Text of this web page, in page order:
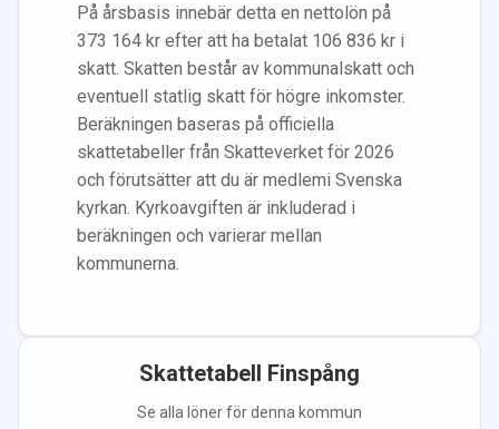
På årsbasis innebär detta en nettolön på
373 164 kr efter att ha betalat 106 836 kr i
skatt. Skatten består av kommunalskatt och
eventuell statlig skatt för högre inkomster.
Beräkningen baseras på officiella
skattetabeller från Skatteverket för 2026
och förutsätter att du är medlemi Svenska
kyrkan. Kyrkoavgiften är inkluderad i
beräkningen och varierar mellan
kommunerna.
Skattetabell Finspång
Se alla löner för denna kommun